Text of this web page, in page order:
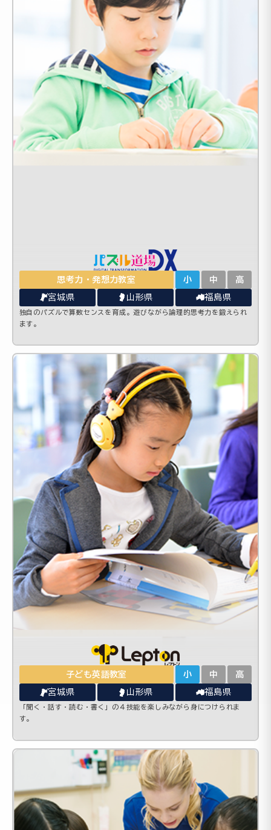
思考力・発想力教室 小 中 高
宮城県 山形県 福島県
独自のパズルで算数センスを育成。遊びながら論理的思考力を鍛えられ
ます。
子ども英語教室 小 中 高
宮城県 山形県 福島県
「聞く・話す・読む・書く」の４技能を楽しみながら身につけられま
す。